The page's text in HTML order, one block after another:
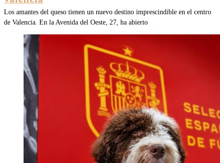
Los amantes del queso tienen un nuevo destino imprescindible en el centro
de Valencia. En la Avenida del Oeste, 27, ha abierto